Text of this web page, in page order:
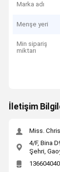
Marka adı
Menşe yeri
Min sipariş
miktarı
İletişim
Miss.
4/F, Bina
Şehri,